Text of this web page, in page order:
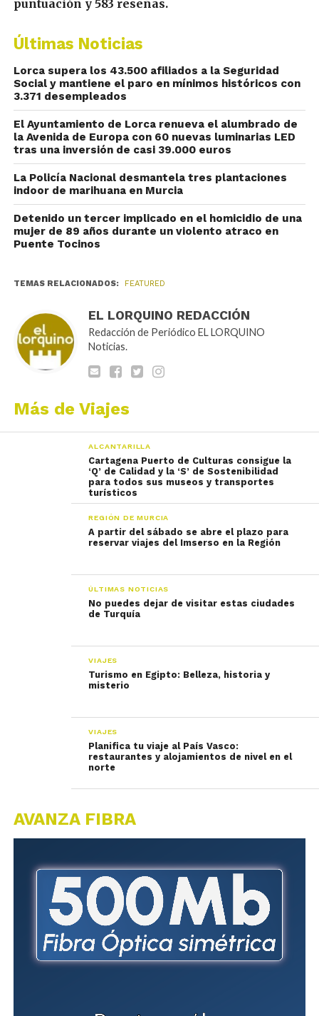
puntuación y 583 reseñas.
Últimas Noticias
Lorca supera los 43.500 afiliados a la Seguridad
Social y mantiene el paro en mínimos históricos con
3.371 desempleados
El Ayuntamiento de Lorca renueva el alumbrado de
la Avenida de Europa con 60 nuevas luminarias LED
tras una inversión de casi 39.000 euros
La Policía Nacional desmantela tres plantaciones
indoor de marihuana en Murcia
Detenido un tercer implicado en el homicidio de una
mujer de 89 años durante un violento atraco en
Puente Tocinos
TEMAS RELACIONADOS: FEATURED
EL LORQUINO REDACCIÓN
Redacción de Periódico EL LORQUINO
Noticias.
Más de Viajes
ALCANTARILLA
Cartagena Puerto de Culturas consigue la
‘Q’ de Calidad y la ‘S’ de Sostenibilidad
para todos sus museos y transportes
turísticos
REGIÓN DE MURCIA
A partir del sábado se abre el plazo para
reservar viajes del Imserso en la Región
ÚLTIMAS NOTICIAS
No puedes dejar de visitar estas ciudades
de Turquía
VIAJES
Turismo en Egipto: Belleza, historia y
misterio
VIAJES
Planifica tu viaje al País Vasco:
restaurantes y alojamientos de nivel en el
norte
AVANZA FIBRA